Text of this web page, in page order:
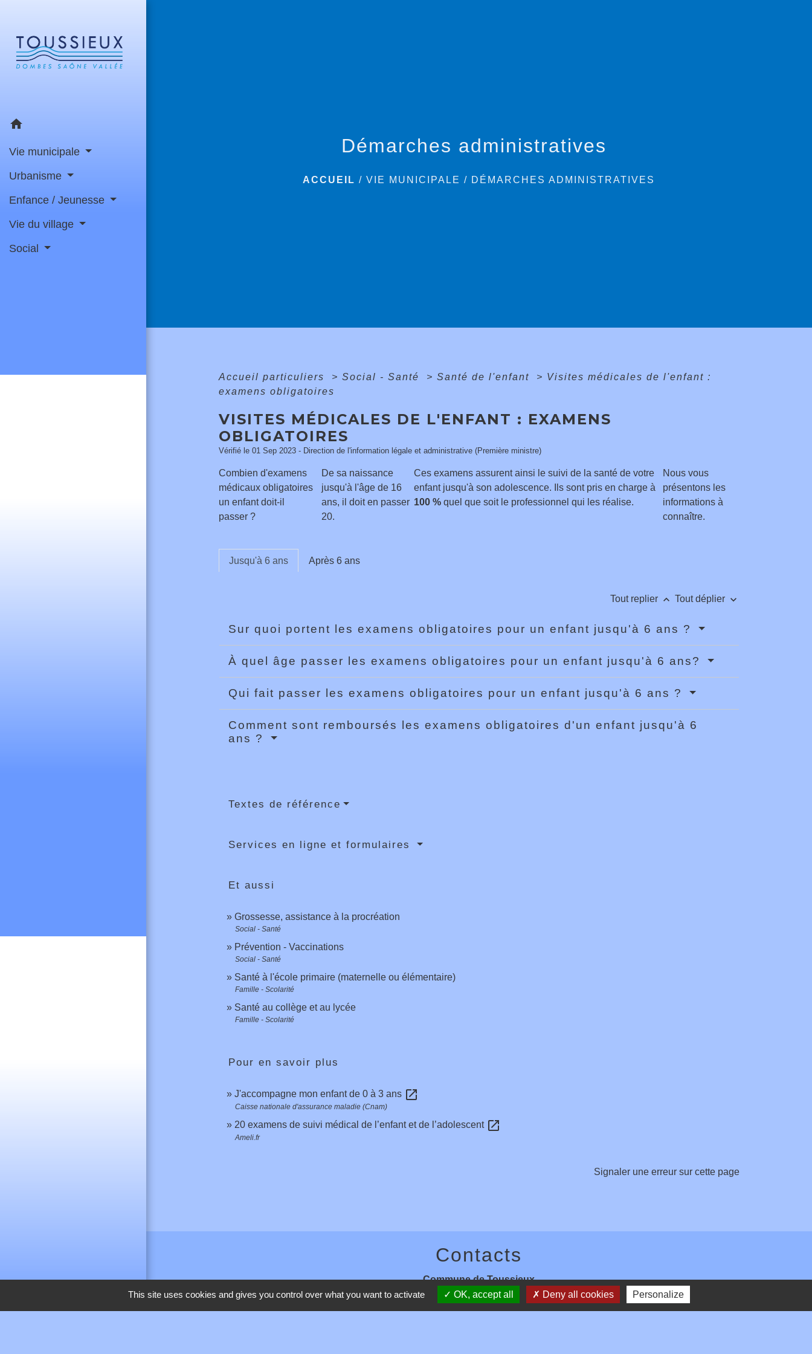
home
Vie municipale
Urbanisme
Enfance / Jeunesse
Vie du village
Social
Démarches administratives
ACCUEIL /VIE MUNICIPALE / DÉMARCHES ADMINISTRATIVES
Accueil particuliers > Social - Santé > Santé de l'enfant > Visites médicales de l'enfant :
examens obligatoires
VISITES MÉDICALES DE L'ENFANT : EXAMENS
OBLIGATOIRES
Vérifié le 01 Sep 2023 - Direction de l'information légale et administrative (Première ministre)
Combien d'examens
médicaux obligatoires
un enfant doit-il
passer ?
De sa naissance
jusqu'à l'âge de 16
ans, il doit en passer
20.
Ces examens assurent ainsi le suivi de la santé de votre
enfant jusqu'à son adolescence. Ils sont pris en charge à
100 %quel que soit le professionnel qui les réalise.
Nous vous
présentons les
informations à
connaître.
Jusqu'à 6 ans Après 6 ans
Tout replier keyboard_arrow_up Tout déplier keyboard_arrow_down
Sur quoi portent les examens obligatoires pour un enfant jusqu'à 6 ans ?
À quel âge passer les examens obligatoires pour un enfant jusqu'à 6 ans?
Qui fait passer les examens obligatoires pour un enfant jusqu'à 6 ans ?
Comment sont remboursés les examens obligatoires d'un enfant jusqu'à 6
ans ?
Textes de référence
Services en ligne et formulaires
Et aussi
Grossesse, assistance à la procréation
Social - Santé
Prévention - Vaccinations
Social - Santé
Santé à l'école primaire (maternelle ou élémentaire)
Famille - Scolarité
Santé au collège et au lycée
Famille - Scolarité
Pour en savoir plus
J'accompagne mon enfant de 0 à 3 ans open_in_new
Caisse nationale d'assurance maladie (Cnam)
20 examens de suivi médical de l’enfant et de l’adolescent open_in_new
Ameli.fr
Signaler une erreur sur cette page
Contacts
Commune de Toussieux
346, Route du Morbier
This site uses cookies and gives you control over what you want to activate OK, accept all Deny all cookies Personalize